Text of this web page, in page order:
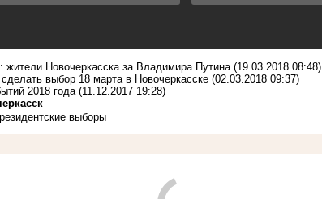
жители Новочеркасска за Владимира Путина (19.03.2018 08:48)
выбор 18 марта в Новочеркасске (02.03.2018 09:37)
2018 года (11.12.2017 19:28)
выборы